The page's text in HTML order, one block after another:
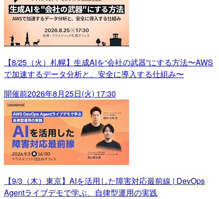
【8/25（火）札幌】生成AIを“会社の武器”にする方法〜AWS
で加速するデータ分析と、安全に導入する仕組み〜
開催前2026年8月25日(火) 17:30
【9/3（木）東京】AIを活用した障害対応最前線 | DevOps
Agentライブデモで学ぶ、自律型運用の実践